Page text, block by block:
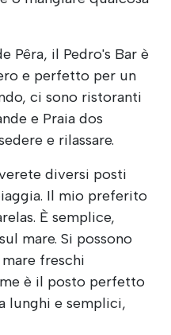
Pêra, il Pedro's Bar è
e perfetto per un
ci sono ristoranti
e Praia dos
e rilassare.
diversi posti
Il mio preferito
È semplice,
mare. Si possono
freschi
è il posto perfetto
lunghi e semplici,